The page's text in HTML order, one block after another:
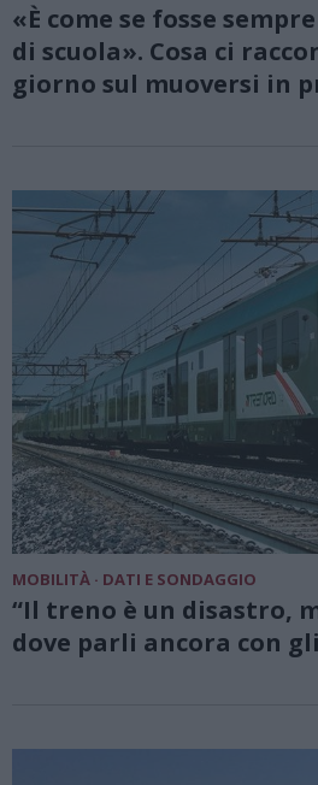
«È come se fosse
di scuola». Cosa ci
giorno sul muoversi in
MOBILITÀ · DATI E SONDAGGIO
“Il treno è un disastro,
dove parli ancora con